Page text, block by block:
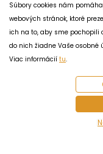
Súbory cookies nám
webových stránok, ktoré
ich na to, aby sme
do nich žiadne Vaše osobné
Viac informácií tu.
Vitrážová